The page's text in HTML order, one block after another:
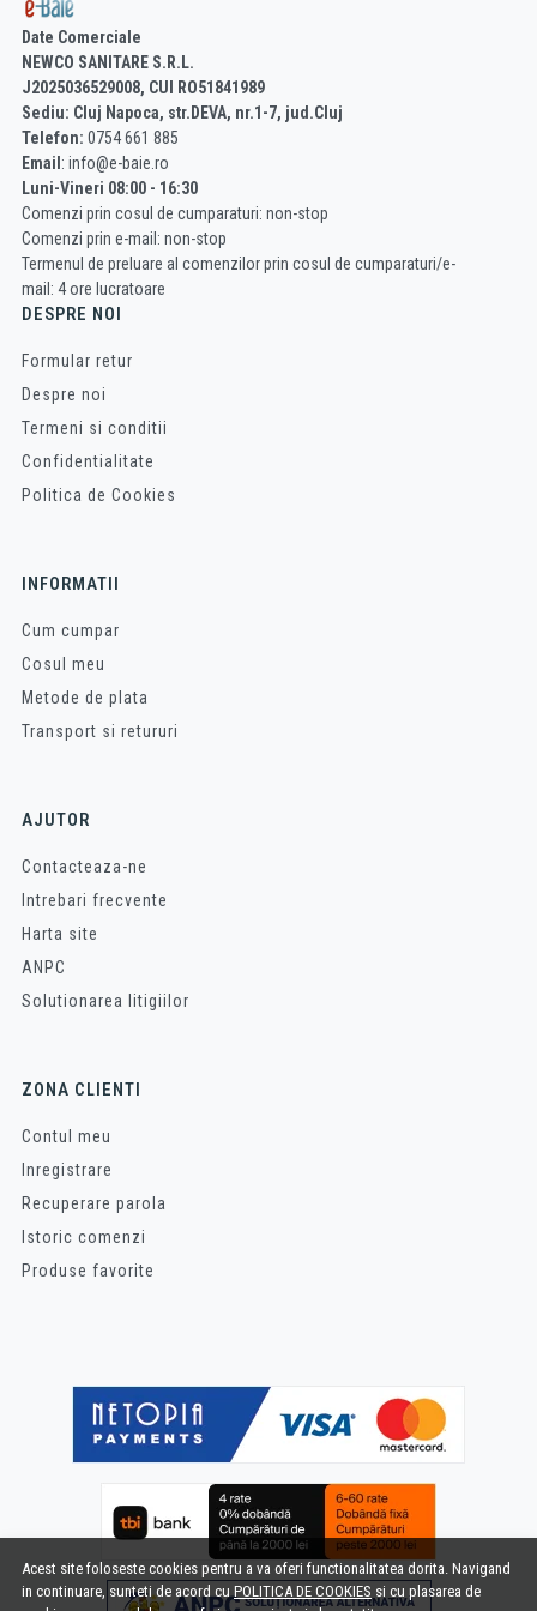
Acest site foloseste cookies pentru a va oferi functionalitatea dorita. Navigand
in continuare, sunteti de acord cuPOLITICA DE COOKIES si cu plasarea de
Date Comerciale
NEWCO SANITARE S.R.L.
J2025036529008, CUI RO51841989
Sediu: Cluj Napoca, str.DEVA, nr.1-7, jud.Cluj
Telefon: 0754 661 885
Email : info@e-baie.ro
Luni-Vineri 08:00 - 16:30
Comenzi prin cosul de cumparaturi: non-stop
Comenzi prin e-mail: non-stop
Termenul de preluare al comenzilor prin cosul de cumparaturi/e-
mail: 4 ore lucratoare
DESPRE NOI
Formular retur
Despre noi
Termeni si conditii
Confidentialitate
Politica de Cookies
INFORMATII
Cum cumpar
Cosul meu
Metode de plata
Transport si retururi
AJUTOR
Contacteaza-ne
Intrebari frecvente
Harta site
ANPC
Solutionarea litigiilor
ZONA CLIENTI
Contul meu
Inregistrare
Recuperare parola
Istoric comenzi
Produse favorite